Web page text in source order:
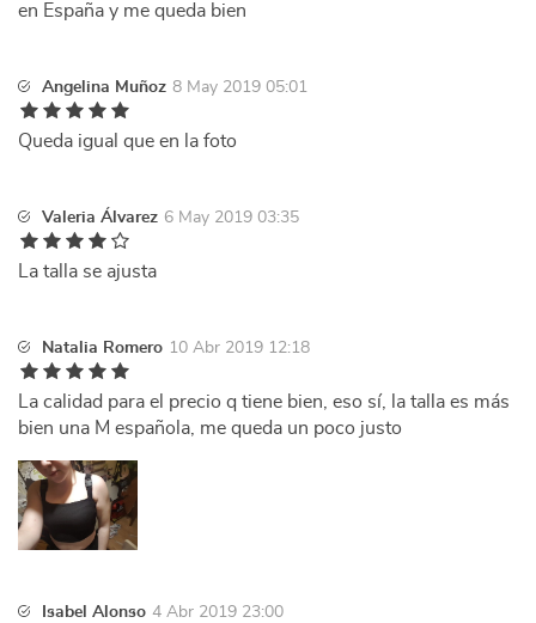
en España y me queda bien
Angelina Muñoz 8 May 2019 05:01
Queda igual que en la foto
Valeria Álvarez 6 May 2019 03:35
La talla se ajusta
Natalia Romero 10 Abr 2019 12:18
La calidad para el precio q tiene bien, eso sí, la talla es más
bien una M española, me queda un poco justo
Isabel Alonso 4 Abr 2019 23:00